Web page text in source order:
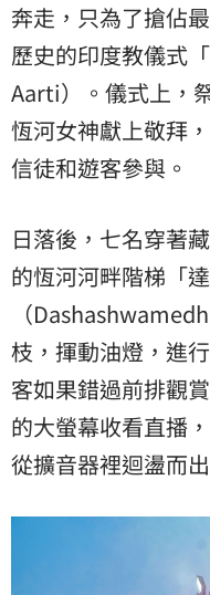
奔走，只為了搶佔
歷史的印度教儀式
Aarti）。儀式上，
恆河女神獻上敬拜
信徒和遊客參與。
日落後，七名穿著
的恆河河畔階梯「
（
枝，揮動油燈，進
客如果錯過前排觀
的大螢幕收看直播
從擴音器裡迴盪而出